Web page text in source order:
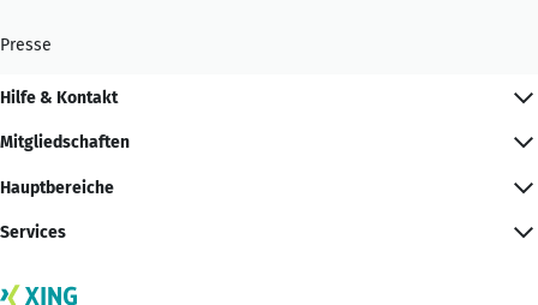
Presse
Hilfe & Kontakt
Mitgliedschaften
Hauptbereiche
Services